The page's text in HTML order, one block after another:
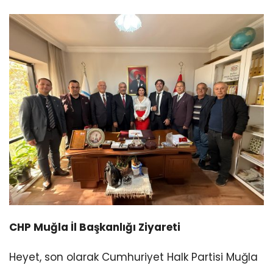
CHP Muğla İl Başkanlığı Ziyareti
Heyet, son olarak Cumhuriyet Halk Partisi Muğla